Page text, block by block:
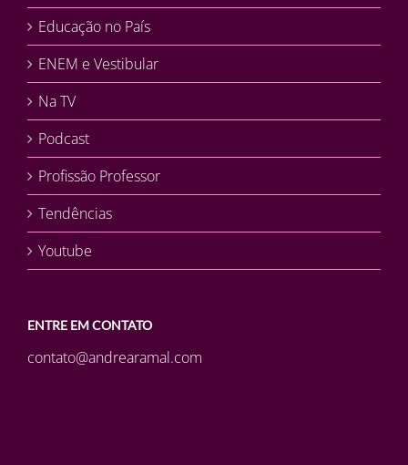
Educação no País
ENEM e Vestibular
Na TV
Podcast
Profissão Professor
Tendências
Youtube
ENTRE EM CONTATO
contato@andrearamal.com